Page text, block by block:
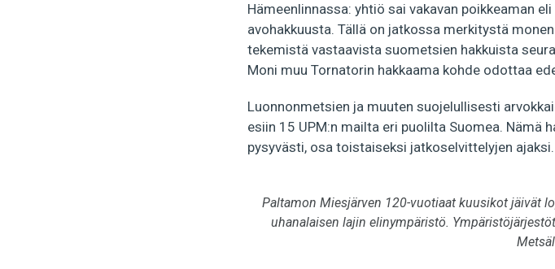
Hämeenlinnassa: yhtiö sai vakavan poikkeaman
avohakkuusta. Tällä on jatkossa merkitystä
tekemistä vastaavista suometsien hakkuista
Moni muu Tornatorin hakkaama kohde odottaa
Luonnonmetsien ja muuten suojelullisesti
esiin 15 UPM:n mailta eri puolilta Suomea. Nämä
pysyvästi, osa toistaiseksi jatkoselvittelyjen ajaksi.
Paltamon Miesjärven 120-vuotiaat kuusikot jäivät
uhanalaisen lajin elinympäristö.